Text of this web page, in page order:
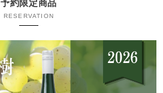
予約限定商品
RESERVATION